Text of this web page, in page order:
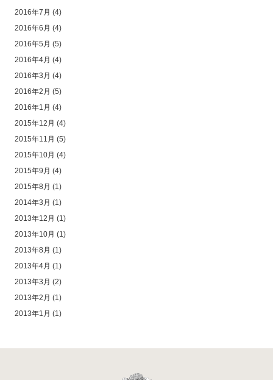
2016年7月 (4)
2016年6月 (4)
2016年5月 (5)
2016年4月 (4)
2016年3月 (4)
2016年2月 (5)
2016年1月 (4)
2015年12月 (4)
2015年11月 (5)
2015年10月 (4)
2015年9月 (4)
2015年8月 (1)
2014年3月 (1)
2013年12月 (1)
2013年10月 (1)
2013年8月 (1)
2013年4月 (1)
2013年3月 (2)
2013年2月 (1)
2013年1月 (1)